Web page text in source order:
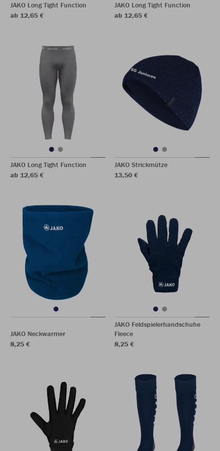
JAKO Long Tight Function
ab 12,65 €
JAKO Long Tight Function
ab 12,65 €
JAKO Long Tight Function
ab 12,65 €
JAKO Strickmütze
13,50 €
JAKO Neckwarmer
8,25 €
JAKO Feldspielerhandschuhe
Fleece
8,25 €